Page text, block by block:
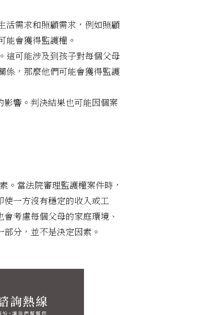
活需求和照顧需求，例如照顧
能會獲得監護權。
這可能涉及到孩子對每個父母
係，那麼他們可能會獲得監護
響。判決結果也可能因個案
。當法院審理監護權案件時，
一方沒有穩定的收入或工
考慮每個父母的家庭環境、
分，並不是決定因素。